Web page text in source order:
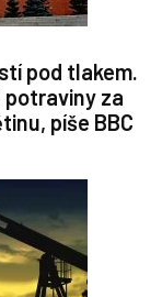
pod tlakem.
potraviny za
píše BBC